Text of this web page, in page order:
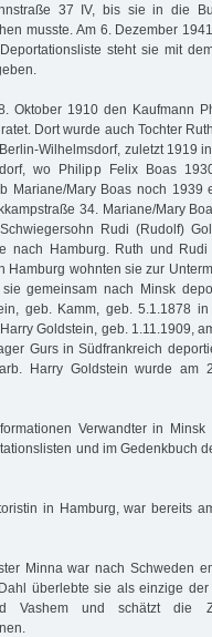
37 IV, bis sie in die
musste. Am 6. Dezember
steht sie mit
Oktober 1910 den Kaufmann
Dort wurde auch Tochter
Wilhelmsdorf, zuletzt 1919
wo Philipp Felix Boas
Mariane/Mary Boas noch 1939
34. Mariane/Mary
Rudi (Rudolf)
nach Hamburg. Ruth und
Hamburg wohnten sie zur
gemeinsam nach Minsk
geb. Kamm, geb. 5.1.1878 in
Goldstein, geb. 1.11.1909,
Gurs in Südfrankreich
Harry Goldstein wurde am
Verwandter in
und im Gedenkbuch
in Hamburg, war bereits
Minna war nach Schweden
überlebte sie als einzige
Vashem und schätzt die